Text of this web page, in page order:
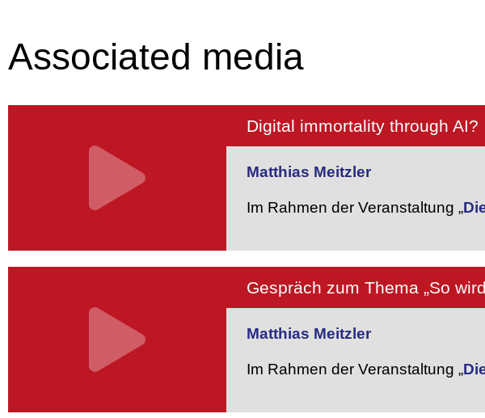
Associated media
Digital immortality through AI?
Matthias Meitzler
Im Rahmen der Veranstaltung „
Gespräch zum Thema „So
Matthias Meitzler
Im Rahmen der Veranstaltung „